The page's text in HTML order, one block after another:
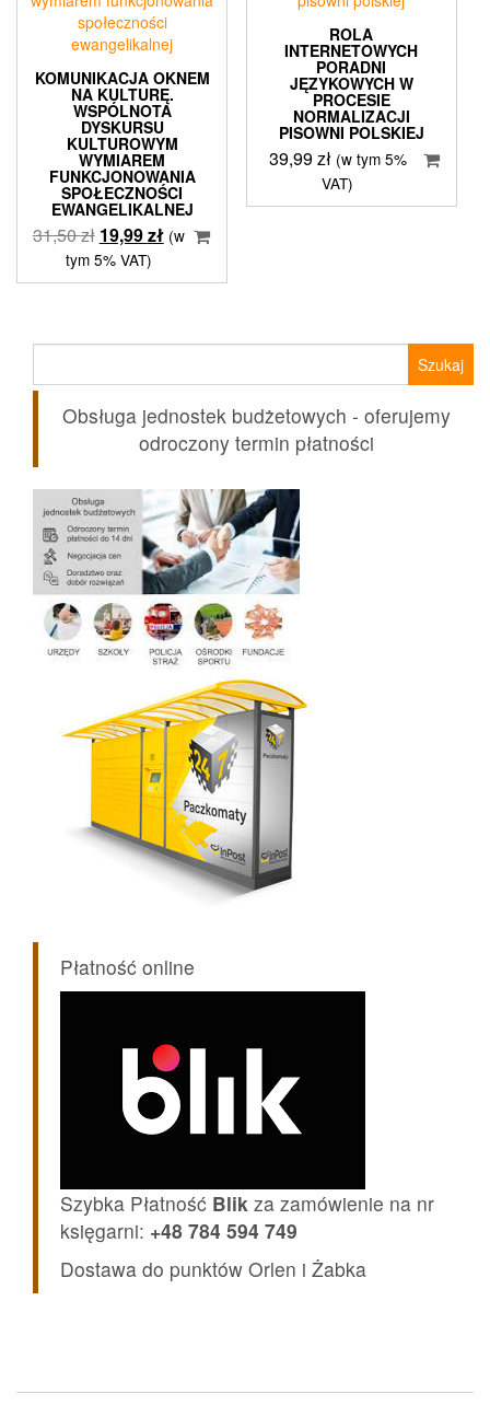
KOMUNIKACJA OKNEM
NA KULTURĘ.
WSPÓLNOTA
DYSKURSU
KULTUROWYM
WYMIAREM
FUNKCJONOWANIA
SPOŁECZNOŚCI
EWANGELIKALNEJ
31,50zł Pierwotna
cena
wynosiła:
19,99złAktualna
wynosi:
(w
tym 5% VAT)
ROLA
INTERNETOWYCH
PORADNI
JĘZYKOWYCH W
PROCESIE
NORMALIZACJI
PISOWNI POLSKIEJ
39,99zł (w tym 5%
VAT)
Obsługa jednostek budżetowych - oferujemy
odroczony termin płatności
Płatność online
Szybka Płatność Blik za zamówienie na nr
księgarni: +48 784 594 749
Dostawa do punktów Orlen i Żabka